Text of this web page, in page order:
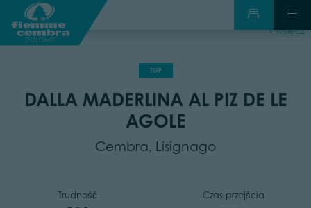
wstecz
TOP
DALLA MADERLINA AL PIZ DE LE
AGOLE
Cembra, Lisignago
Trudność Czas przejścia